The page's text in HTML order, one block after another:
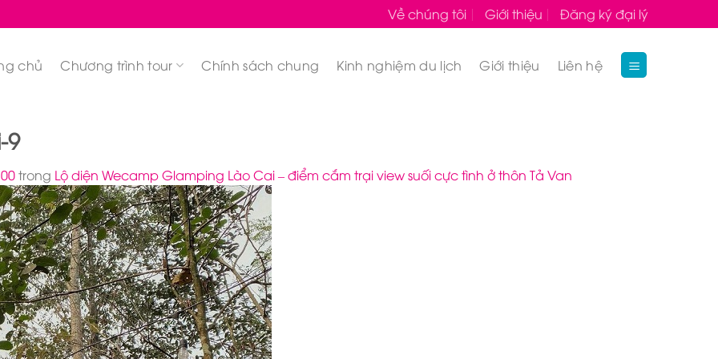
Về chúng tôi Giới thiệu Đăng ký đại lý
chủ Chương trình tour Chính sách chung Kinh nghiệm du lịch Giới thiệu Liên hệ
9
trong Lộ diện Wecamp Glamping Lào Cai – điểm cắm trại view suối cực tình ở thôn Tả Van